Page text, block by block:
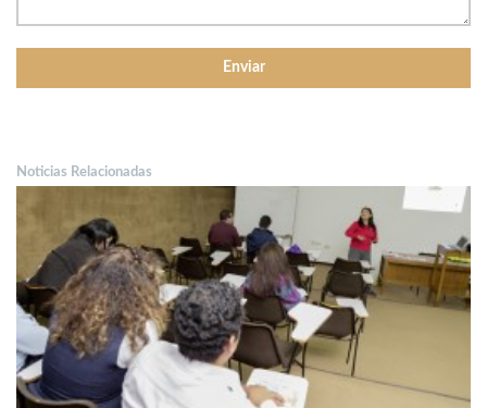
Noticias Relacionadas